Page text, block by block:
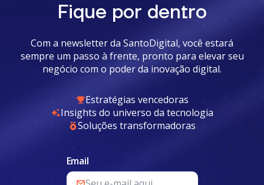
Fique por dentro
Com a newsletter da SantoDigital, você estará
sempre um passo à frente, pronto para elevar seu
negócio com o poder da inovação digital.
Estratégias vencedoras
Insights do universo da tecnologia
Soluções transformadoras
Email